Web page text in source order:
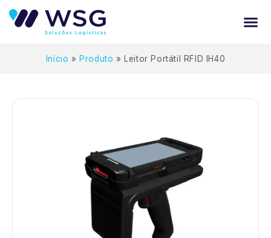
Início » Produto » Leitor Portátil RFID IH40